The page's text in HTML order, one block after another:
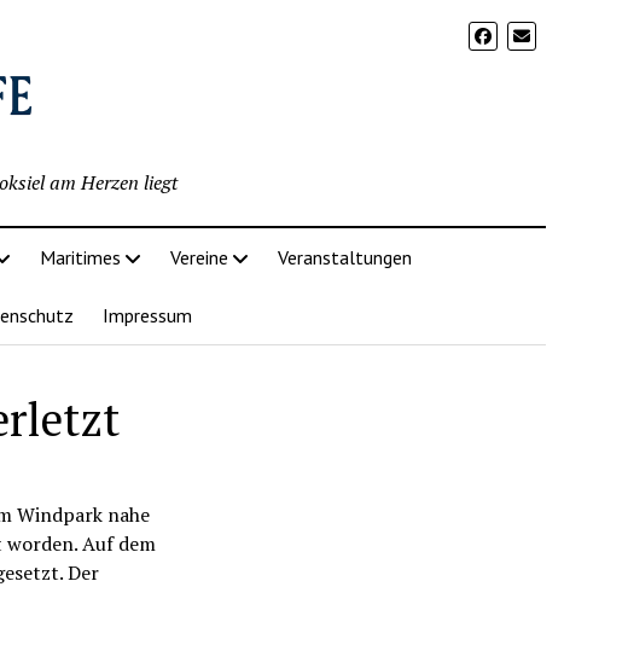
am Herzen liegt
Maritimes Vereine Veranstaltungen
Impressum
Windpark nahe
Auf dem
Der